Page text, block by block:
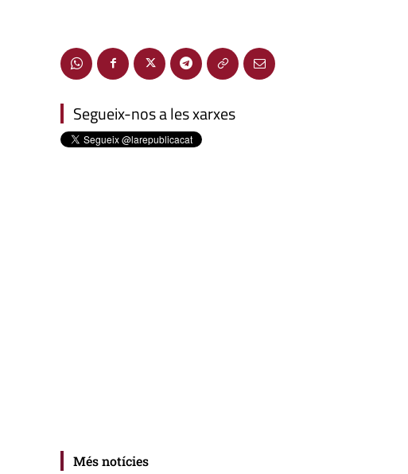
Segueix-nos a les xarxes
Més notícies